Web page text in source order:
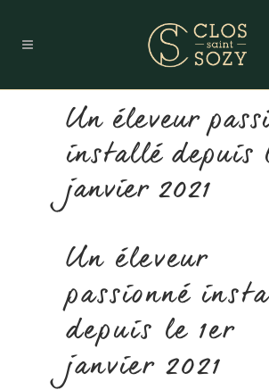
Un éleveur
installé depuis
janvier 2021
Un éleveur
passionné
depuis le 1er
janvier 2021